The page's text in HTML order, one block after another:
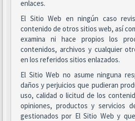
enlaces.
El Sitio Web en ningún caso
contenido de otros sitios web, así
examina ni hace propios los
contenidos, archivos y cualquier
en los referidos sitios enlazados.
El Sitio Web no asume ninguna
daños y perjuicios que pudieran
uso, calidad o licitud de los
opiniones, productos y servicios
gestionados por El Sitio Web y